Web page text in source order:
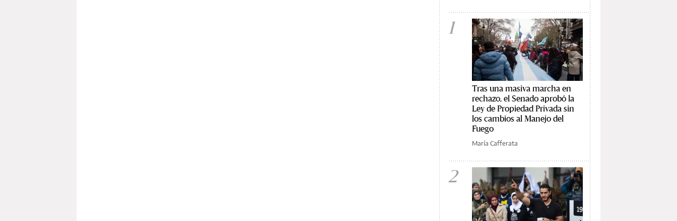
1
Tras una masiva marcha en
rechazo, el Senado aprobó la
Ley de Propiedad Privada sin
los cambios al Manejo del
Fuego
María Cafferata
2